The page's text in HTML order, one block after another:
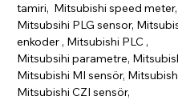
tamiri, Mitsubishi speed meter,
Mitsubsihi PLG sensor,
enkoder , Mitsubishi PLC ,
Mitsubsihi parametre,
Mitsubishi MI sensör,
Mitsubishi CZI sensör,